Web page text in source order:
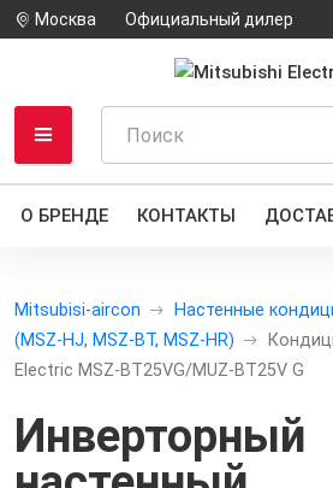
Москва Официальный дилер
О БРЕНДЕ КОНТАКТЫ
Mitsubisi-aircon Настенные
(MSZ-HJ, MSZ-BT, MSZ-HR)
Electric MSZ-BT25VG/MUZ-BT25V G
Инверторный